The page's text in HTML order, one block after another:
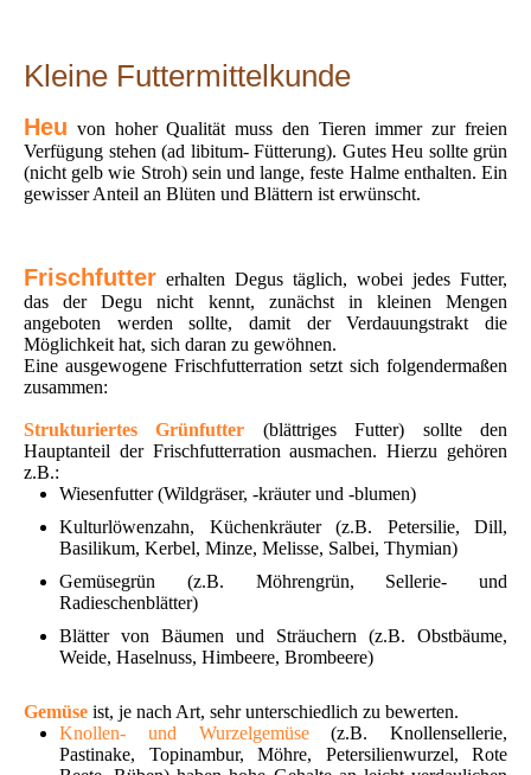
Kleine Futtermittelkunde
Heu von hoher Qualität muss den Tieren immer zur freien
Verfügung stehen (ad libitum- Fütterung). Gutes Heu sollte grün
(nicht gelb wie Stroh) sein und lange, feste Halme enthalten. Ein
gewisser Anteil an Blüten und Blättern ist erwünscht.
Frischfutter erhalten Degus täglich, wobei jedes Futter,
das der Degu nicht kennt, zunächst in kleinen Mengen
angeboten werden sollte, damit der Verdauungstrakt die
Möglichkeit hat, sich daran zu gewöhnen.
Eine ausgewogene Frischfutterration setzt sich folgendermaßen
zusammen:
Strukturiertes Grünfutter (blättriges Futter) sollte den
Hauptanteil der Frischfutterration ausmachen. Hierzu gehören
z.B.:
Wiesenfutter (Wildgräser, -kräuter und -blumen)
Kulturlöwenzahn, Küchenkräuter (z.B. Petersilie, Dill,
Basilikum, Kerbel, Minze, Melisse, Salbei, Thymian)
Gemüsegrün (z.B. Möhrengrün, Sellerie- und
Radieschenblätter)
Blätter von Bäumen und Sträuchern (z.B. Obstbäume,
Weide, Haselnuss, Himbeere, Brombeere)
Gemüse ist, je nach Art, sehr unterschiedlich zu bewerten.
Knollen- und Wurzelgemüse(z.B. Knollensellerie,
Pastinake, Topinambur, Möhre, Petersilienwurzel, Rote